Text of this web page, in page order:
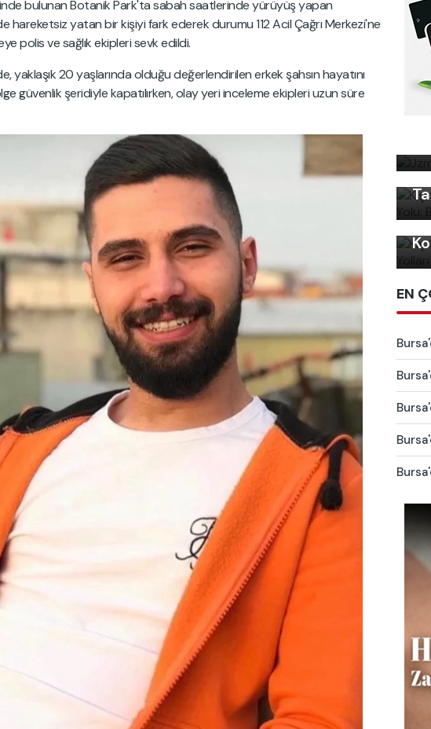
bulunan Botanik Park'ta sabah saatlerinde yürüyüş yapan
hareketsiz yatan bir kişiyi fark ederek durumu 112 Acil Çağrı Merkezi'ne
polis ve sağlık ekipleri sevk edildi.
yaklaşık 20 yaşlarında olduğu değerlendirilen erkek şahsın hayatını
güvenlik şeridiyle kapatılırken, olay yeri inceleme ekipleri uzun süre
EN